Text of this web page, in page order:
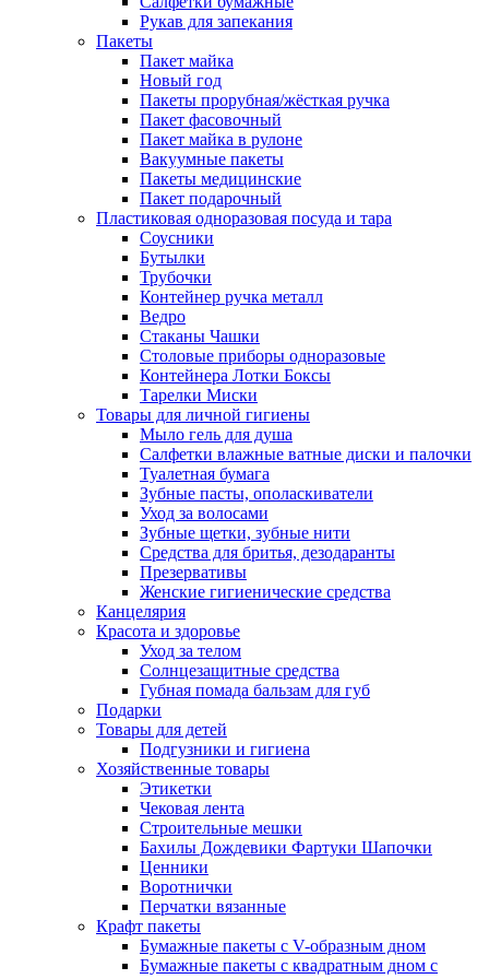
Рукав для запекания
Пакеты
Пакет майка
Новый год
Пакеты прорубная/жёсткая ручка
Пакет фасовочный
Пакет майка в рулоне
Вакуумные пакеты
Пакеты медицинские
Пакет подарочный
Пластиковая одноразовая посуда и тара
Соусники
Бутылки
Трубочки
Контейнер ручка металл
Ведро
Стаканы Чашки
Столовые приборы одноразовые
Контейнера Лотки Боксы
Тарелки Миски
Товары для личной гигиены
Мыло гель для душа
Салфетки влажные ватные диски и палочки
Туалетная бумага
Зубные пасты, ополаскиватели
Уход за волосами
Зубные щетки, зубные нити
Средства для бритья, дезодаранты
Презервативы
Женские гигиенические средства
Канцелярия
Красота и здоровье
Уход за телом
Солнцезащитные средства
Губная помада бальзам для губ
Подарки
Товары для детей
Подгузники и гигиена
Хозяйственные товары
Этикетки
Чековая лента
Строительные мешки
Бахилы Дождевики Фартуки Шапочки
Ценники
Воротнички
Перчатки вязанные
Крафт пакеты
Бумажные пакеты с V-образным дном
Бумажные пакеты с квадратным дном с